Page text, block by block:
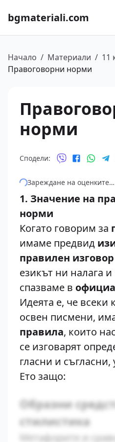
bgmateriali.com
Начало / Материали / 11
Правоговорни норми
норми
Сподели:
Зареждане на оценките…
1. Значение на
норми
Когато говорим за
имаме предвид
правилен изговор
езикът ни налага
спазваме в
Идеята е, че всеки
освен писмени,
правила, които
се изговарят
гласни и
Ето защо:
Образни
стилистика
Метафорите и